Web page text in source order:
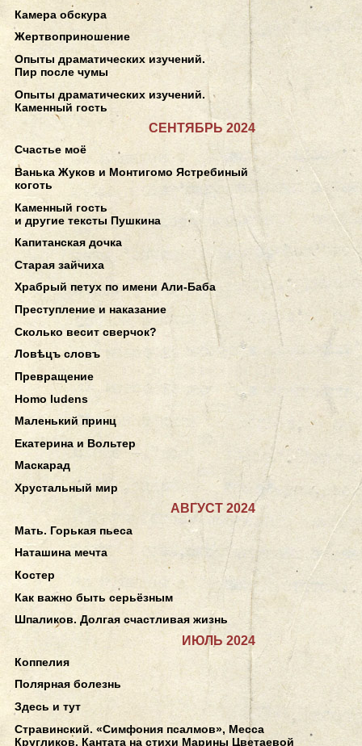
Камера обскура
Жертвоприношение
Опыты драматических изучений.
Пир после чумы
Опыты драматических изучений.
Каменный гость
СЕНТЯБРЬ 2024
Счастье моё
Ванька Жуков и Монтигомо Ястребиный
коготь
Каменный гость
и другие тексты Пушкина
Капитанская дочка
Старая зайчиха
Храбрый петух по имени Али-Баба
Преступление и наказание
Сколько весит сверчок?
Ловѣцъ словъ
Превращение
Homo ludens
Маленький принц
Екатерина и Вольтер
Маскарад
Хрустальный мир
АВГУСТ 2024
Мать. Горькая пьеса
Наташина мечта
Костер
Как важно быть серьёзным
Шпаликов. Долгая счастливая жизнь
ИЮЛЬ 2024
Коппелия
Полярная болезнь
Здесь и тут
Стравинский. «Симфония псалмов», Месса
Кругликов. Кантата на стихи Марины Цветаевой